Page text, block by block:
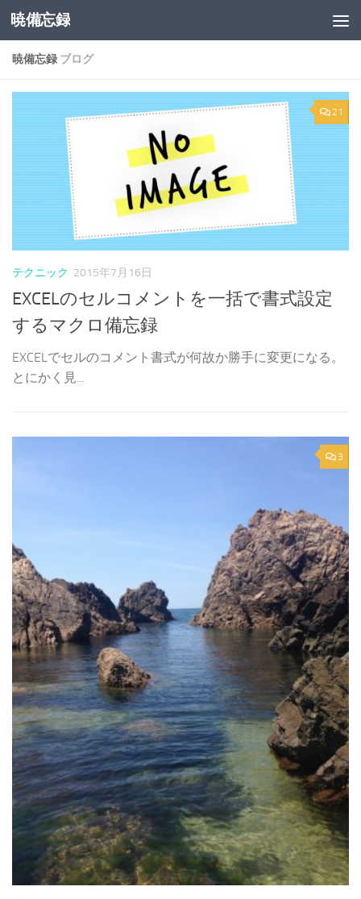
コンテンツへスキップ
暁備忘録
暁備忘録 ブログ
21
テクニック 2015年7月16日
EXCELのセルコメントを一括で書式設定
するマクロ備忘録
EXCELでセルのコメント書式が何故か勝手に変更になる。
とにかく見...
3